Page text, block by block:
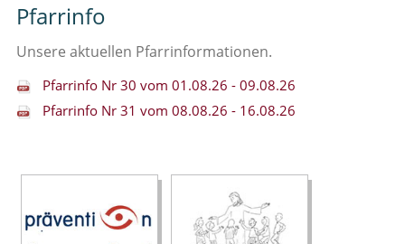
Pfarrinfo
Unsere aktuellen Pfarrinformationen.
Pfarrinfo Nr 30 vom 01.08.26 - 09.08.26
Pfarrinfo Nr 31 vom 08.08.26 - 16.08.26